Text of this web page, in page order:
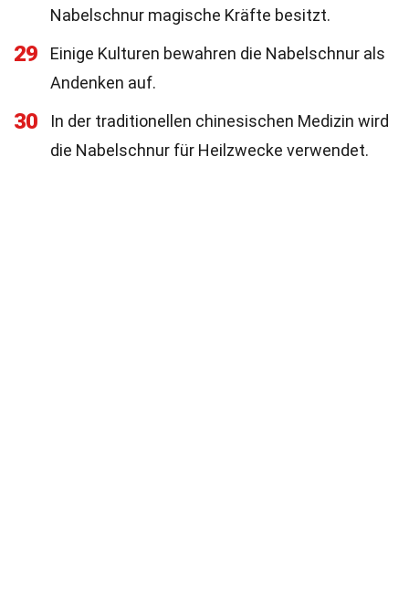
Nabelschnur magische Kräfte besitzt.
29
Einige Kulturen bewahren die Nabelschnur als
Andenken auf.
30
In der traditionellen chinesischen Medizin wird
die Nabelschnur für Heilzwecke verwendet.